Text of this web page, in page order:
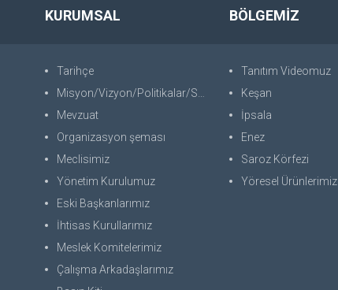
KURUMSAL
Tarihçe
Misyon/Vizyon/Politikalar/SWOT
Mevzuat
Organizasyon şeması
Meclisimiz
Yönetim Kurulumuz
Eski Başkanlarımız
İhtisas Kurullarımız
Meslek Komitelerimiz
Çalışma Arkadaşlarımız
BÖLGEMİZ
Tanıtım Videomuz
Keşan
İpsala
Enez
Saroz Körfezi
Yöresel Ürünlerimiz